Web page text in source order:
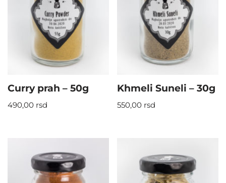
Curry prah – 50g
490,00 rsd
Khmeli Suneli – 30g
550,00 rsd